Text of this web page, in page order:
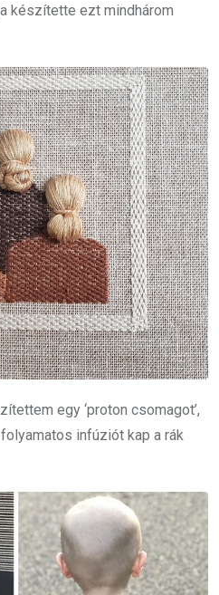
készítette ezt mindhárom
egy ‘proton csomagot’,
infúziót kap a rák